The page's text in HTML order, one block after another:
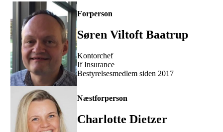
Forperson
Søren Viltoft Baatrup
Kontorchef
If Insurance
Bestyrelsesmedlem siden 2017
Næstforperson
Charlotte Dietzer